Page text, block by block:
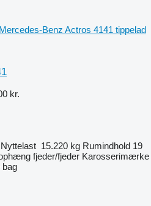
Mercedes-Benz Actros 4141 tippelad
kr.
Nyttelast 15.220 kg Rumindhold 19
fjeder/fjeder Karosserimærke
bag